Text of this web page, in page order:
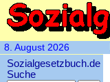
8. August 2026
Sozialgesetzbuch.de
Suche